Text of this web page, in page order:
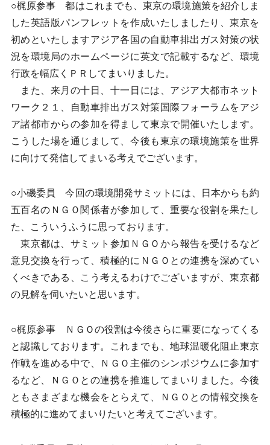
○梶原参事 都はこれまでも、東京の環境施策を紹介しま
した英語版パンフレットを作成いたしましたり、東京を
初めといたしますアジア各国の自動車排出ガス対策の状
況を環境局のホームページに英文で記載するなど、環境
行政を幅広くＰＲしてまいりました。
また、来月の十日、十一日には、アジア大都市ネット
ワーク２１、自動車排出ガス対策国際フォーラムをアジ
ア諸都市からの参加を得まして東京で開催いたします。
こうした場を通じまして、今後も東京の環境施策を世界
に向けて発信してまいる考えでございます。
○小磯委員 今回の環境開発サミットには、日本からも約
五百名のＮＧＯ関係者が参加して、重要な役割を果たし
た、こういうふうに思っております。
東京都は、サミット参加ＮＧＯから報告を受けるなど
意見交換を行って、積極的にＮＧＯとの連携を深めてい
くべきである、こう考えるわけでございますが、東京都
の見解を伺いたいと思います。
○梶原参事 ＮＧＯの役割は今後さらに重要になってくる
と認識しております。これまでも、地球温暖化阻止東京
作戦を進める中で、ＮＧＯ主催のシンポジウムに参加す
るなど、ＮＧＯとの連携を推進してまいりました。今後
ともさまざまな機会をとらえて、ＮＧＯとの情報交換を
積極的に進めてまいりたいと考えてございます。